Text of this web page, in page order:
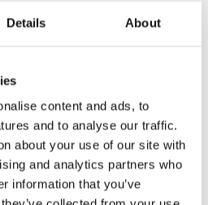
Details About
content and ads, to
and to analyse our traffic.
about your use of our site with
and analytics partners who
information that you’ve
spaja sa
šetnicom
miris morske soli i
obale.
na dijelu makadama,
i